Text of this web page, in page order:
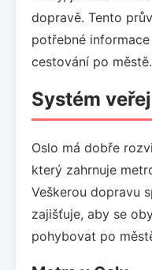
dopravě. Tento
potřebné
cestování po městě.
Systém
Oslo má dobře
který zahrnuje
Veškerou dopravu
zajišťuje, aby se
pohybovat po